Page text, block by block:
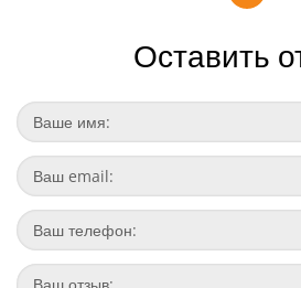
Оставить